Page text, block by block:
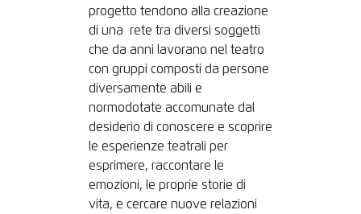
progetto tendono alla creazione
di una rete tra diversi soggetti
che da anni lavorano nel teatro
con gruppi composti da persone
diversamente abili e
normodotate accomunate dal
desiderio di conoscere e scoprire
le esperienze teatrali per
esprimere, raccontare le
emozioni, le proprie storie di
vita, e cercare nuove relazioni